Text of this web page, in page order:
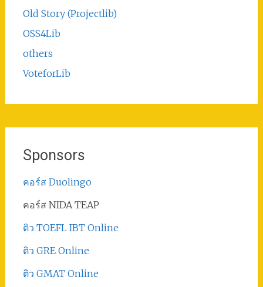
Old Story (Projectlib)
OSS4Lib
others
VoteforLib
Sponsors
คอร์ส Duolingo
คอร์ส NIDA TEAP
ติว TOEFL IBT Online
ติว GRE Online
ติว GMAT Online